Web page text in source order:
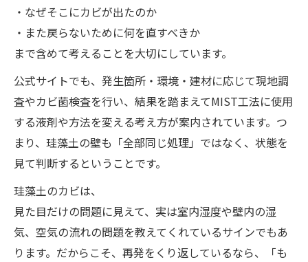
・なぜそこにカビが出たのか
・また戻らないために何を直すべきか
まで含めて考えることを大切にしています。
公式サイトでも、発生箇所・環境・建材に応じて現地調
査やカビ菌検査を行い、結果を踏まえてMIST工法に使用
する液剤や方法を変える考え方が案内されています。つ
まり、珪藻土の壁も「全部同じ処理」ではなく、状態を
見て判断するということです。
珪藻土のカビは、
見た目だけの問題に見えて、実は室内湿度や壁内の湿
気、空気の流れの問題を教えてくれているサインでもあ
ります。だからこそ、再発をくり返しているなら、「も